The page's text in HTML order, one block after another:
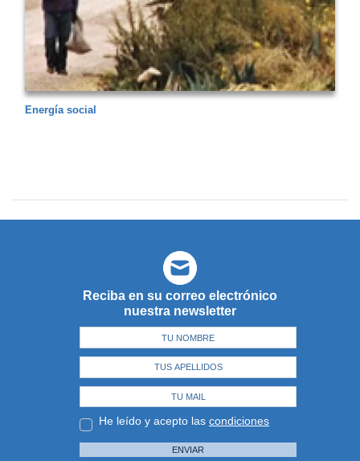
Energía social
Reciba en su correo electrónico
nuestra newsletter
He leído y acepto las condiciones
ENVIAR